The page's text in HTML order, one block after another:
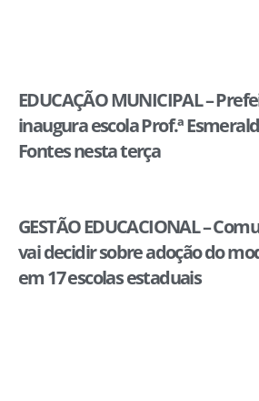
EDUCAÇÃO MUNICIPAL –
inaugura escola Prof.ª
Fontes nesta terça
GESTÃO EDUCACIONAL –
vai decidir sobre adoção do
em 17 escolas estaduais